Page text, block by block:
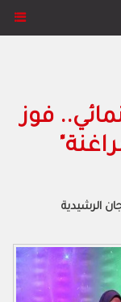
فوز
سراغنة"
الرشيدية